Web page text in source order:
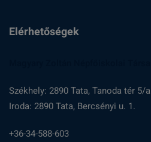
Elérhetőségek
Székhely: 2890 Tata, Tanoda tér 5/a
Iroda: 2890 Tata, Bercsényi u. 1.
+36-34-588-603